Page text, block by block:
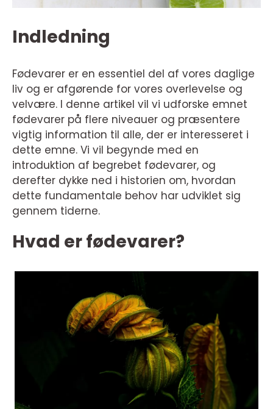
Indledning
Fødevarer er en essentiel del af vores daglige
liv og er afgørende for vores overlevelse og
velvære. I denne artikel vil vi udforske emnet
fødevarer på flere niveauer og præsentere
vigtig information til alle, der er interesseret i
dette emne. Vi vil begynde med en
introduktion af begrebet fødevarer, og
derefter dykke ned i historien om, hvordan
dette fundamentale behov har udviklet sig
gennem tiderne.
Hvad er fødevarer?